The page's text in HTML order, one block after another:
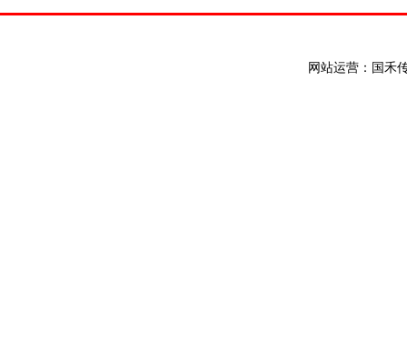
网站运营：国禾